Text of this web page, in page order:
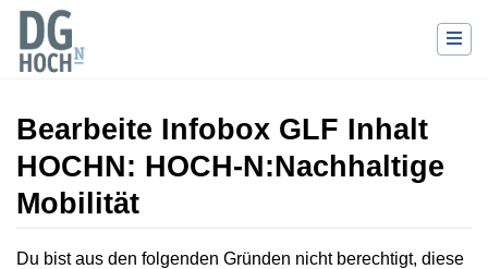
Bearbeite Infobox GLF Inhalt
HOCHN: HOCH-N:Nachhaltige
Mobilität
Wechseln zu:Navigation,Suche
Du bist aus den folgenden Gründen nicht berechtigt, diese